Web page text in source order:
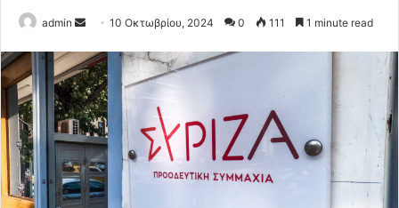
admin
Send
email
10 Οκτωβρίου, 2024 0 111 1 minute read